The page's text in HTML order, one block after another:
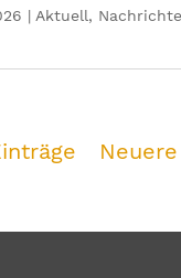
| Aktuell,